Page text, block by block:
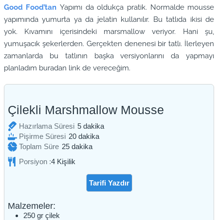
Good Food’tan Yapımı da oldukça pratik. Normalde mousse
yapımında yumurta ya da jelatin kullanılır. Bu tatlıda ikisi de
yok. Kıvamını içerisindeki marsmallow veriyor. Hani şu,
yumuşacık şekerlerden. Gerçekten denenesi bir tatlı. İlerleyen
zamanlarda bu tatlının başka versiyonlarını da yapmayı
planladım buradan link de vereceğim.
Çilekli Marshmallow Mousse
Hazırlama Süresi 5dakika
dakika
Pişirme Süresi 20dakika
dakika
Toplam Süre 25dakika
dakika
Porsiyon :4 Kişilik
Tarifi Yazdır
Malzemeler:
250 gr çilek